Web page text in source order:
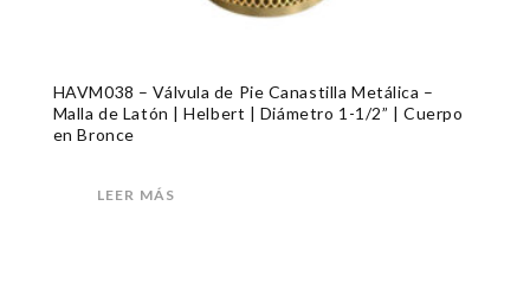
HAVM038 – Válvula de Pie Canastilla Metálica –
Malla de Latón | Helbert | Diámetro 1-1/2” | Cuerpo
en Bronce
LEER MÁS